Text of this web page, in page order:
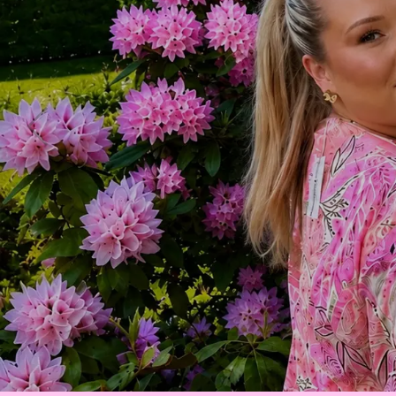
Tre
Familjeföretag med lång erfarenhet
LÄS MER